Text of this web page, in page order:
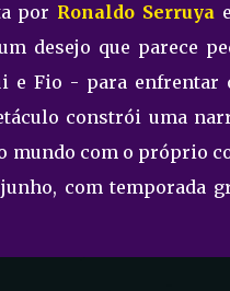
por Ronaldo Serruya
desejo que parece
e Fio - para enfrentar
constrói uma
com o próprio
com temporada